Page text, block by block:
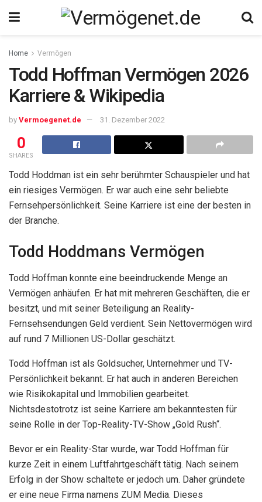
Home Vermögen
Todd Hoffman Vermögen 2026
Karriere & Wikipedia
by Vermoegenet.de 31. Dezember 2022
0
SHARES
Todd Hoddman ist ein sehr berühmter Schauspieler und hat
ein riesiges Vermögen. Er war auch eine sehr beliebte
Fernsehpersönlichkeit. Seine Karriere ist eine der besten in
der Branche.
Todd Hoddmans Vermögen
Todd Hoffman konnte eine beeindruckende Menge an
Vermögen anhäufen. Er hat mit mehreren Geschäften, die er
besitzt, und mit seiner Beteiligung an Reality-
Fernsehsendungen Geld verdient. Sein Nettovermögen wird
auf rund 7 Millionen US-Dollar geschätzt.
Todd Hoffman ist als Goldsucher, Unternehmer und TV-
Persönlichkeit bekannt. Er hat auch in anderen Bereichen
wie Risikokapital und Immobilien gearbeitet.
Nichtsdestotrotz ist seine Karriere am bekanntesten für
seine Rolle in der Top-Reality-TV-Show „Gold Rush“.
Bevor er ein Reality-Star wurde, war Todd Hoffman für
kurze Zeit in einem Luftfahrtgeschäft tätig. Nach seinem
Erfolg in der Show schaltete er jedoch um. Daher gründete
er eine neue Firma namens ZUM Media. Dieses